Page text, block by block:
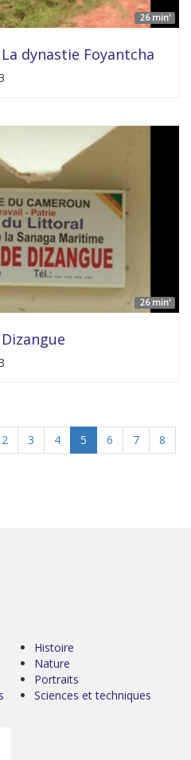
26 min'
dynastie Foyantcha
26 min'
2 3 4 5 6 7
8
Histoire
Nature
Portraits
Sciences et techniques